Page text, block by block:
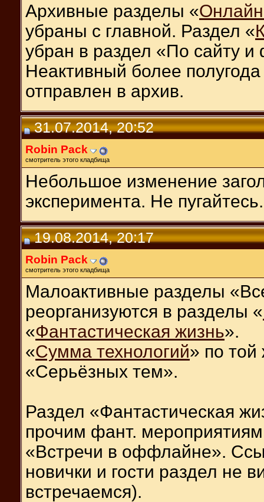
Архивные разделы «
убраны с главной. Раздел «
убран в раздел «По сайту
Неактивный более
отправлен в архив.
31.07.2014, 20:52
Robin Pack
смотритель этого кладбища
Небольшое изменение
эксперимента. Не пугайтесь.
19.08.2014, 20:17
Robin Pack
смотритель этого кладбища
Малоактивные разделы
реорганизуются в разделы «
«Фантастическая жизнь».
«Сумма технологий» по
«Серьёзных тем».
Раздел «Фантастическая
прочим фант.
«Встречи в оффлайне».
новички и гости раздел не
встречаемся).